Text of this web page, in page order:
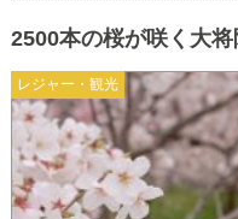
レジャー・観光
2500本の桜が咲く大将